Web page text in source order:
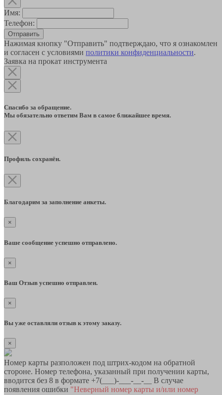
Имя:
Телефон:
Отправить
Нажимая кнопку "Отправить" подтверждаю, что я ознакомлен
и согласен с условиями политики конфиденциальности.
Заявка на прокат инструмента
Спасибо за обращение.
Мы обязательно ответим Вам в самое ближайшее время.
Профиль сохранён.
Благодарим за заполнение анкеты.
×
Ваше сообщение успешно отправлено.
×
Ваш Отзыв успешно отправлен.
×
Вы уже оставляли отзыв к этому заказу.
×
Номер карты разположен под штрих-кодом на обратной
стороне. Номер телефона, указанный при получении карты,
вводится без 8 в формате +7(___)-___-__-__ В случае
появления ошибки "Неверный номер карты и/или номер